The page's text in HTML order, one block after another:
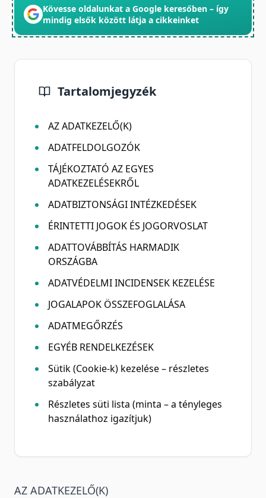
Kövesse oldalunkat a Google keresőben – így
mindig elsők között látja a cikkeinket
Tartalomjegyzék
AZ ADATKEZELŐ(K)
ADATFELDOLGOZÓK
TÁJÉKOZTATÓ AZ EGYES
ADATKEZELÉSEKRŐL
ADATBIZTONSÁGI INTÉZKEDÉSEK
ÉRINTETTI JOGOK ÉS JOGORVOSLAT
ADATTOVÁBBÍTÁS HARMADIK
ORSZÁGBA
ADATVÉDELMI INCIDENSEK KEZELÉSE
JOGALAPOK ÖSSZEFOGLALÁSA
ADATMEGŐRZÉS
EGYÉB RENDELKEZÉSEK
Sütik (Cookie-k) kezelése – részletes
szabályzat
Részletes süti lista (minta – a tényleges
használathoz igazítjuk)
AZ ADATKEZELŐ(K)